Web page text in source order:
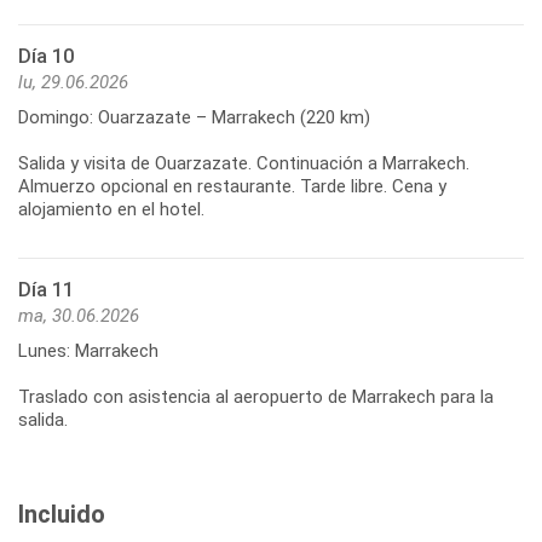
Día 10
lu, 29.06.2026
Domingo: Ouarzazate – Marrakech (220 km)
Salida y visita de Ouarzazate. Continuación a Marrakech.
Almuerzo opcional en restaurante. Tarde libre. Cena y
alojamiento en el hotel.
Día 11
ma, 30.06.2026
Lunes: Marrakech
Traslado con asistencia al aeropuerto de Marrakech para la
salida.
Incluido